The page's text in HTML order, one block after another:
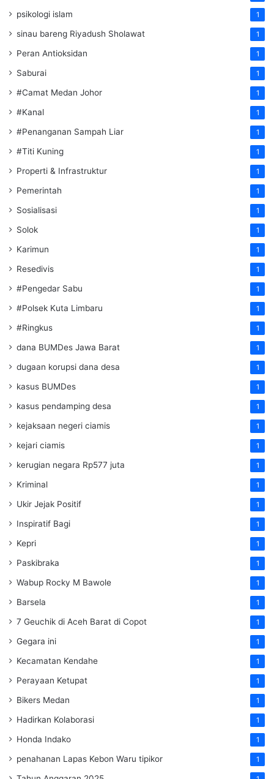
psikologi islam 1
sinau bareng Riyadush Sholawat 1
Peran Antioksidan 1
Saburai 1
#Camat Medan Johor 1
#Kanal 1
#Penanganan Sampah Liar 1
#Titi Kuning 1
Properti & Infrastruktur 1
Pemerintah 1
Sosialisasi 1
Solok 1
Karimun 1
Resedivis 1
#Pengedar Sabu 1
#Polsek Kuta Limbaru 1
#Ringkus 1
dana BUMDes Jawa Barat 1
dugaan korupsi dana desa 1
kasus BUMDes 1
kasus pendamping desa 1
kejaksaan negeri ciamis 1
kejari ciamis 1
kerugian negara Rp577 juta 1
Kriminal 1
Ukir Jejak Positif 1
Inspiratif Bagi 1
Kepri 1
Paskibraka 1
Wabup Rocky M Bawole 1
Barsela 1
7 Geuchik di Aceh Barat di Copot 1
Gegara ini 1
Kecamatan Kendahe 1
Perayaan Ketupat 1
Bikers Medan 1
Hadirkan Kolaborasi 1
Honda Indako 1
penahanan Lapas Kebon Waru tipikor 1